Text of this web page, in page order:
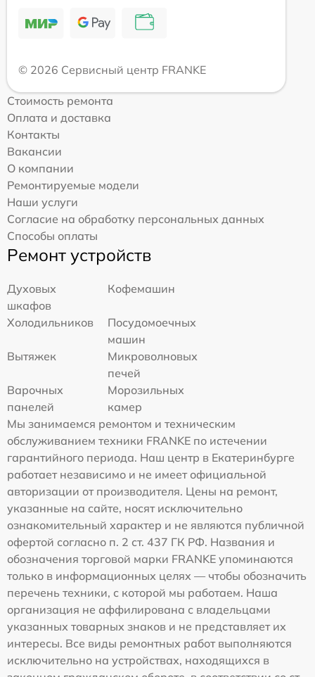
© 2026 Сервисный центр FRANKE
Стоимость ремонта
Оплата и доставка
Контакты
Вакансии
О компании
Ремонтируемые модели
Наши услуги
Согласие на обработку персональных данных
Способы оплаты
Ремонт устройств
Духовых
шкафов
Кофемашин
Холодильников
Посудомоечных
машин
Вытяжек
Микроволновых
печей
Варочных
панелей
Морозильных
камер
Мы занимаемся ремонтом и техническим
обслуживанием техники FRANKE по истечении
гарантийного периода. Наш центр в Екатеринбурге
работает независимо и не имеет официальной
авторизации от производителя. Цены на ремонт,
указанные на сайте, носят исключительно
ознакомительный характер и не являются публичной
офертой согласно п. 2 ст. 437 ГК РФ. Названия и
обозначения торговой марки FRANKE упоминаются
только в информационных целях — чтобы обозначить
перечень техники, с которой мы работаем. Наша
организация не аффилирована с владельцами
указанных товарных знаков и не представляет их
интересы. Все виды ремонтных работ выполняются
исключительно на устройствах, находящихся в